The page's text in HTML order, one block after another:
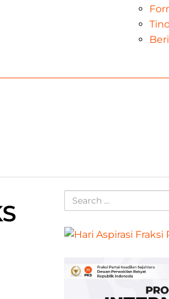
Search
for: